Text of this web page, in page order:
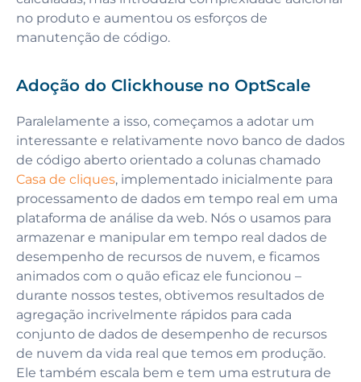
no produto e aumentou os esforços de
manutenção de código.
Adoção do Clickhouse no OptScale
Paralelamente a isso, começamos a adotar um
interessante e relativamente novo banco de dados
de código aberto orientado a colunas chamado
Casa de cliques, implementado inicialmente para
processamento de dados em tempo real em uma
plataforma de análise da web. Nós o usamos para
armazenar e manipular em tempo real dados de
desempenho de recursos de nuvem, e ficamos
animados com o quão eficaz ele funcionou –
durante nossos testes, obtivemos resultados de
agregação incrivelmente rápidos para cada
conjunto de dados de desempenho de recursos
de nuvem da vida real que temos em produção.
Ele também escala bem e tem uma estrutura de